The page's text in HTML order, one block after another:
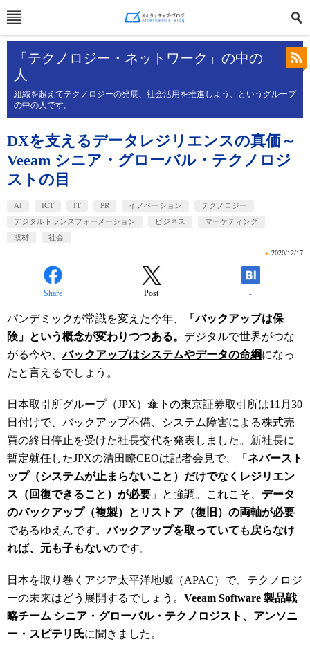
「テクノロジー・ネットワーク」の中の
人
組織を超えてテクノロジーの発展、社会活用を推進しよう、というグループ
の中の人です。
DXを支えるデータレジリエンスの真価～
Veeam シニア・グローバル・テクノロジ
ストの目
AI ICT IT PR イノベーション
テクノロジー
デジタルトランスフォーメーション
ビジネス
マーケティング
取材
社会
» 2020/12/17
Share Post -
パンデミックが常識を変えた今年、
「バックアップは保
険」という概念が変わりつつある。 デジタルで世界がつな
がる今や、バックアップはシステムやデータの命綱になっ
たと言えるでしょう。
日本取引所グループ（JPX）傘下の東京証券取引所は11 月 30
日付けで、 バックアップ不備、システム障害による株式売
買の終日停止を受けた社長交代を発表しました。新社長に
暫定就任したJPXの清田瞭CEOは記者会見で、「 ネバースト
ップ（システムが止まらないこと）だけでなくレジリエン
ス（回復できること）が必要 」と強調。これこそ、 データ
のバックアップ（複製）とリストア（復旧）の両軸が必要
であるゆえんです。バックアップを取っていても戻らなけ
れば、元も子もないのです。
日本を取り巻くアジア太平洋地域（APAC）で、テクノロジ
ーの未来はどう展開するでしょう。 Veeam Software 製品戦
略チーム シニア ・ グローバル・ テクノロジスト、 アンソニ
ー ・ スピテリ氏に聞きました。